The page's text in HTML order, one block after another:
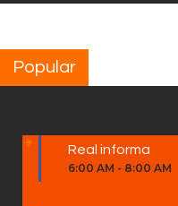
Popular
Real informa
6:00 AM - 8:00 AM